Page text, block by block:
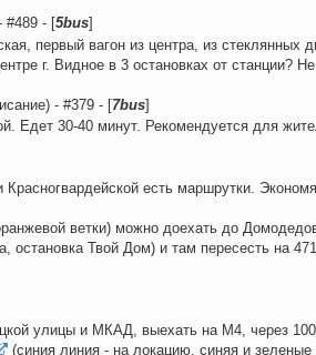
#489 - [5bus]
первый вагон из центра, из
г. Видное в 3 остановках от станции?
- #379 - [7bus]
Едет 30-40 минут. Рекомендуется для
есть маршрутки.
ветки) можно доехать до
Твой Дом) и там пересесть на
улицы и МКАД, выехать на М4, через
(синия линия - на локацию, синяя и зеленые